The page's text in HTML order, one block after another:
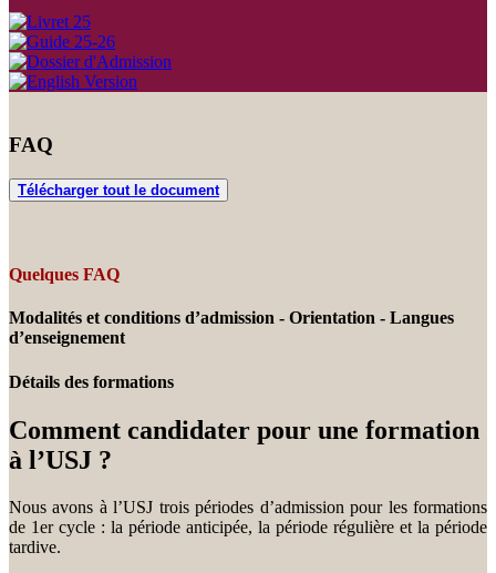
FAQ
Télécharger tout le document
Quelques FAQ
Modalités et conditions d’admission - Orientation - Langues
d’enseignement
Détails des formations
Comment candidater pour une formation
à l’USJ ?
Nous avons à l’USJ trois périodes d’admission pour les formations
de 1er cycle : la période anticipée, la période régulière et la période
tardive.